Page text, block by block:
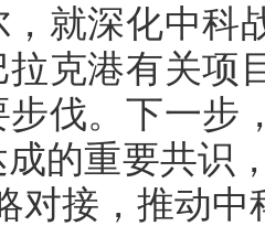
就深化中科
克港有关项
伐。下一步
的重要共识
对接，推动